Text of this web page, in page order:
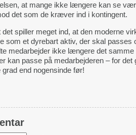
at mange ikke længere kan se
det som de kræver ind i kontingent.
spiller meget ind, at den moderne
som et dyrebart aktiv, der skal passes
medarbejder ikke længere det samme
kan passe på medarbejderen – for det
end nogensinde før!